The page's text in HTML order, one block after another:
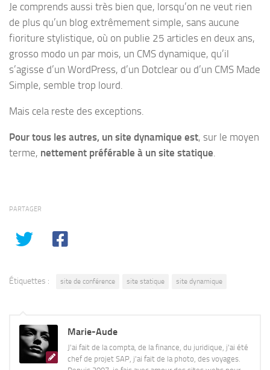
Je comprends aussi très bien que, lorsqu’on ne veut rien
de plus qu’un blog extrêmement simple, sans aucune
fioriture stylistique, où on publie 25 articles en deux ans,
grosso modo un par mois, un CMS dynamique, qu’il
s’agisse d’un WordPress, d’un Dotclear ou d’un CMS Made
Simple, semble trop lourd.
Mais cela reste des exceptions.
Pour tous les autres, un site dynamique est, sur le moyen
terme, nettement préférable à un site statique
PARTAGER
Étiquettes : site de conférence site statique site dynamique
Marie-Aude
J'ai fait de la compta, de la finance, du juridique, j'ai été
chef de projet SAP, j'ai fait de la photo, des voyages.